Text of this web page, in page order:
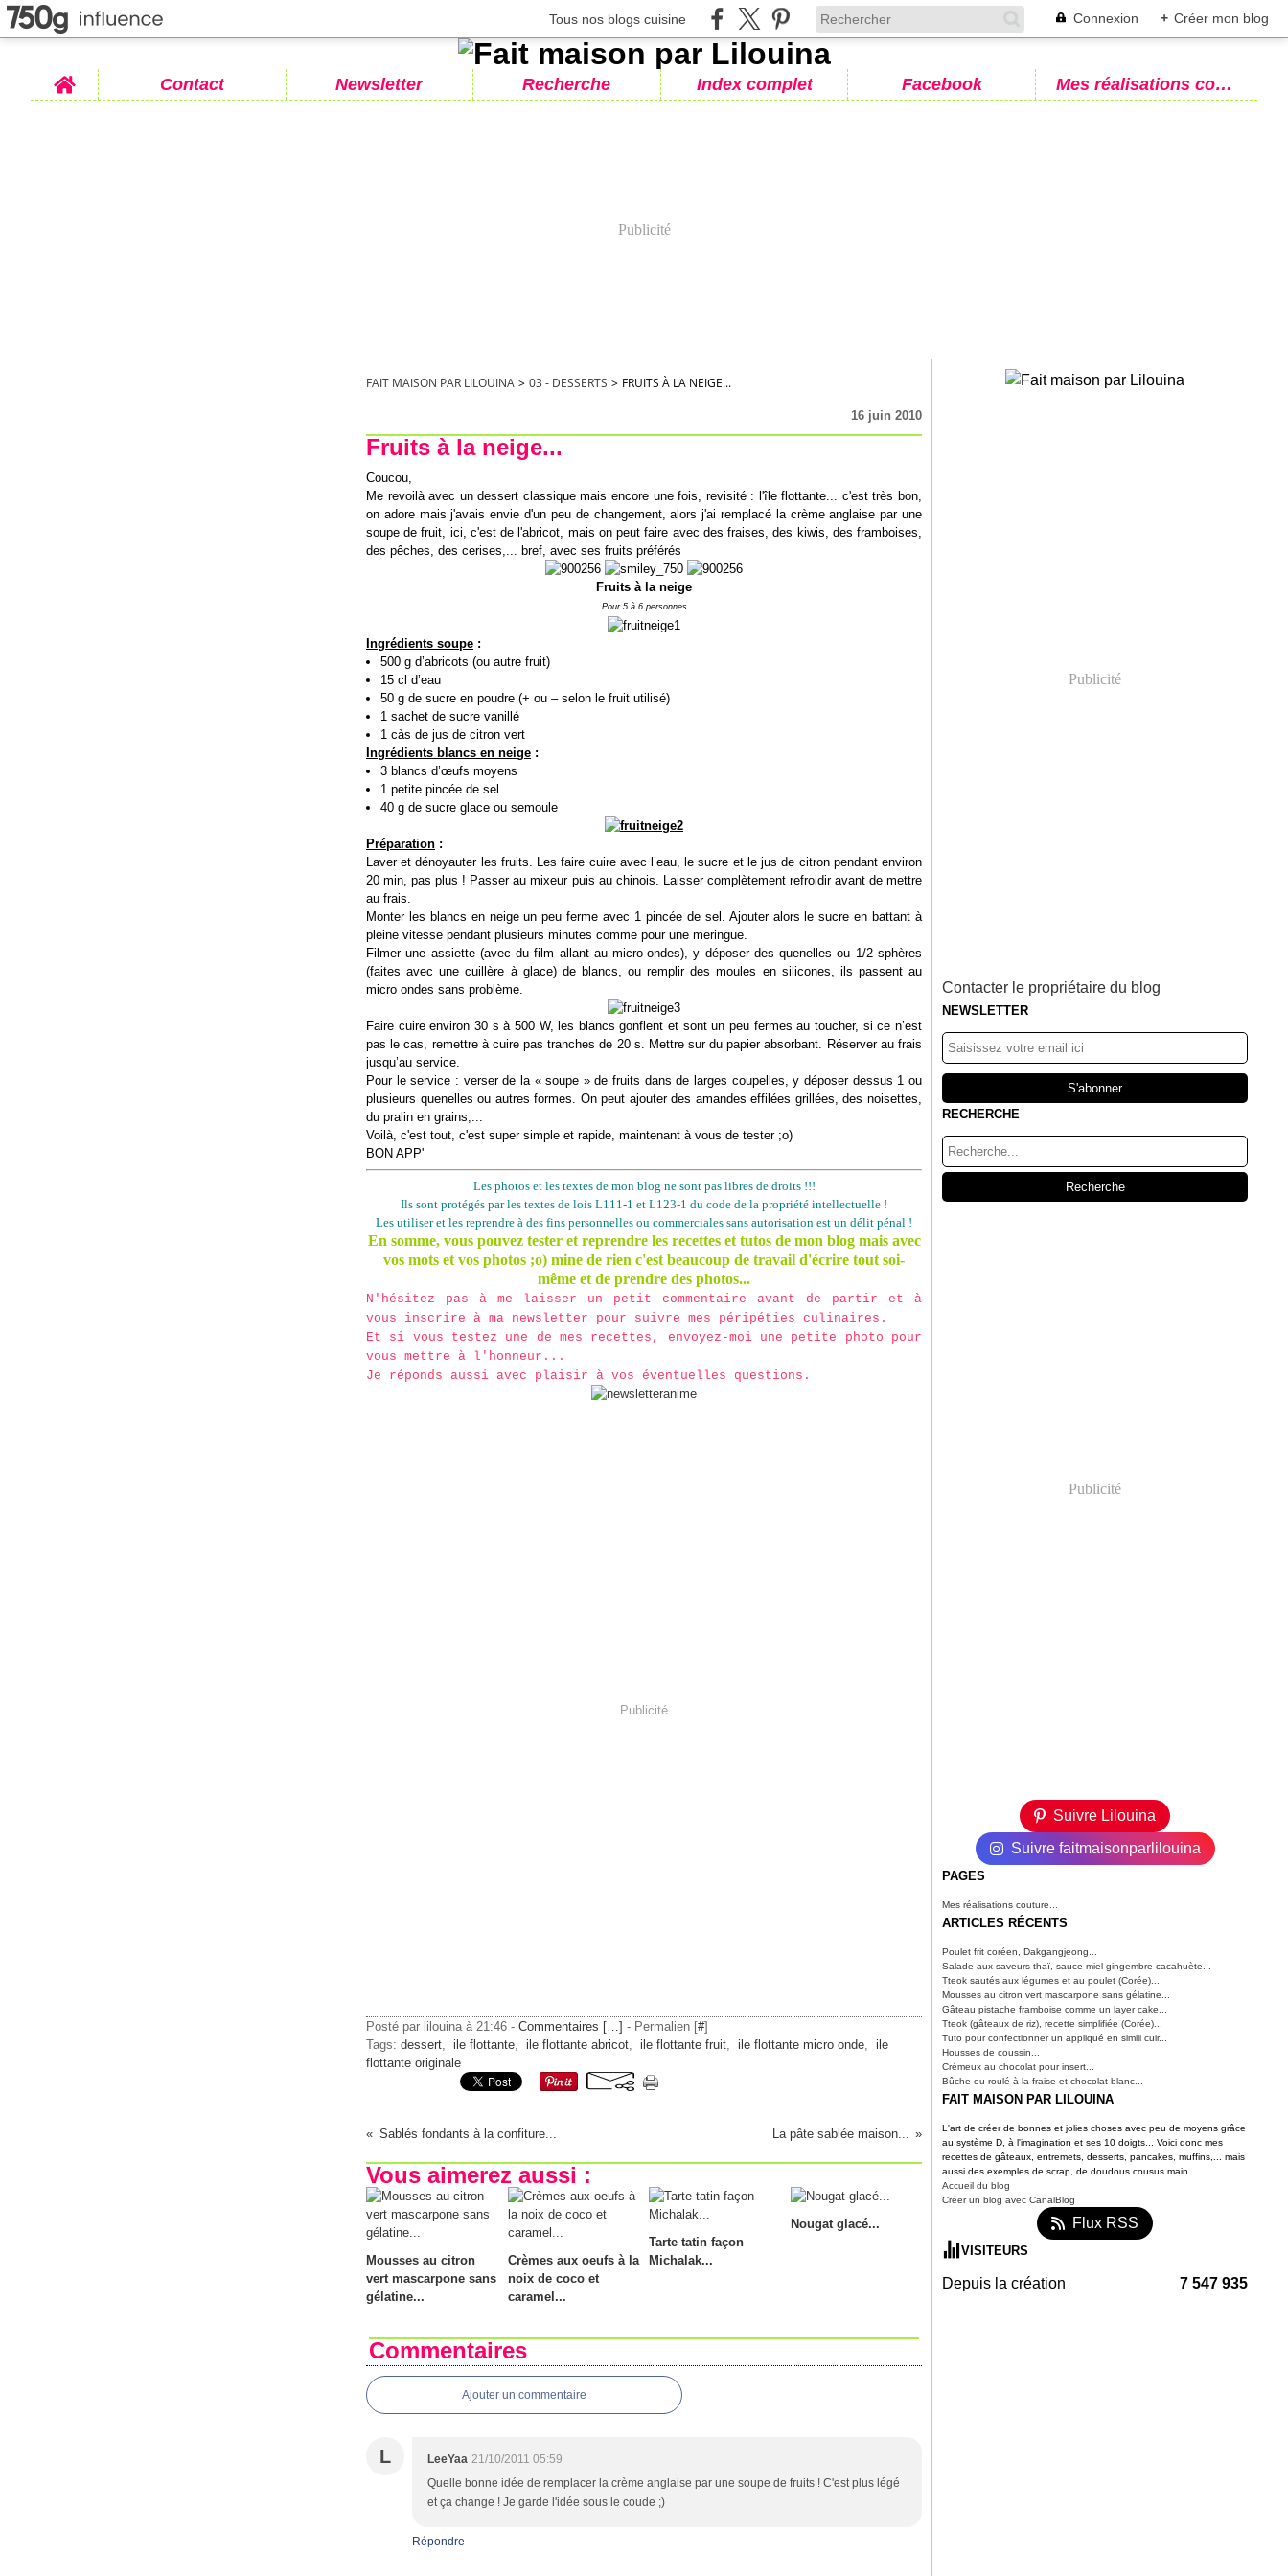
Tous nos blogs cuisine Connexion + Créer mon blog
Home Contact Newsletter Recherche Index complet Facebook Mes réalisations couture
Publicité
FAIT MAISON PAR LILOUINA > 03 - DESSERTS > FRUITS À LA NEIGE...
16 juin 2010
Fruits à la neige...
Coucou,
Me revoilà avec un dessert classique mais encore une fois, revisité : l'île flottante... c'est très bon,
on adore mais j'avais envie d'un peu de changement, alors j'ai remplacé la crème anglaise par une
soupe de fruit, ici, c'est de l'abricot, mais on peut faire avec des fraises, des kiwis, des framboises,
des pêches, des cerises,... bref, avec ses fruits préférés
Fruits à la neige
Pour 5 à 6 personnes
Ingrédients soupe :
500 g d’abricots (ou autre fruit)
15 cl d’eau
50 g de sucre en poudre (+ ou – selon le fruit utilisé)
1 sachet de sucre vanillé
1 càs de jus de citron vert
Ingrédients blancs en neige :
3 blancs d’œufs moyens
1 petite pincée de sel
40 g de sucre glace ou semoule
Préparation :
Laver et dénoyauter les fruits. Les faire cuire avec l’eau, le sucre et le jus de citron pendant environ
20 min, pas plus ! Passer au mixeur puis au chinois. Laisser complètement refroidir avant de mettre
au frais.
Monter les blancs en neige un peu ferme avec 1 pincée de sel. Ajouter alors le sucre en battant à
pleine vitesse pendant plusieurs minutes comme pour une meringue.
Filmer une assiette (avec du film allant au micro-ondes), y déposer des quenelles ou 1/2 sphères
(faites avec une cuillère à glace) de blancs, ou remplir des moules en silicones, ils passent au
micro ondes sans problème.
Faire cuire environ 30 s à 500 W, les blancs gonflent et sont un peu fermes au toucher, si ce n’est
pas le cas, remettre à cuire pas tranches de 20 s. Mettre sur du papier absorbant. Réserver au frais
jusqu’au service.
Pour le service : verser de la « soupe » de fruits dans de larges coupelles, y déposer dessus 1 ou
plusieurs quenelles ou autres formes. On peut ajouter des amandes effilées grillées, des noisettes,
du pralin en grains,...
Voilà, c'est tout, c'est super simple et rapide, maintenant à vous de tester ;o)
BON APP'
Les photos et les textes de mon blog ne sont pas libres de droits !!!
Ils sont protégés par les textes de lois L111-1 et L123-1 du code de la propriété intellectuelle !
Les utiliser et les reprendre à des fins personnelles ou commerciales sans autorisation est un délit pénal !
En somme, vous pouvez tester et reprendre les recettes et tutos de mon blog mais avec
vos mots et vos photos ;o) mine de rien c'est beaucoup de travail d'écrire tout soi-
même et de prendre des photos...
N'hésitez pas à me laisser un petit commentaire avant de partir et à
vous inscrire à ma newsletter pour suivre mes péripéties culinaires.
Et si vous testez une de mes recettes, envoyez-moi une petite photo pour
vous mettre à l'honneur...
Je réponds aussi avec plaisir à vos éventuelles questions.
Publicité
Posté par lilouina à 21:46 - Commentaires […] - Permalien [#]
Tags: dessert, ile flottante, ile flottante abricot, ile flottante fruit, ile flottante micro onde, ile
flottante originale
Sablés fondants à la confiture... La pâte sablée maison...
Vous aimerez aussi :
Mousses au citron
vert mascarpone sans
gélatine...
Crèmes aux oeufs à la
noix de coco et
caramel...
Tarte tatin façon
Michalak...
Nougat glacé...
Commentaires
Ajouter un commentaire
L LeeYaa 21/10/2011 05:59
Quelle bonne idée de remplacer la crème anglaise par une soupe de fruits ! C'est plus légé
et ça change ! Je garde l'idée sous le coude ;)
Répondre
Publicité
Contacter le propriétaire du blog
NEWSLETTER
RECHERCHE
Publicité
Suivre Lilouina
Suivre faitmaisonparlilouina
PAGES
Mes réalisations couture...
ARTICLES RÉCENTS
Poulet frit coréen, Dakgangjeong...
Salade aux saveurs thaï, sauce miel gingembre cacahuète...
Tteok sautés aux légumes et au poulet (Corée)...
Mousses au citron vert mascarpone sans gélatine...
Gâteau pistache framboise comme un layer cake...
Tteok (gâteaux de riz), recette simplifiée (Corée)...
Tuto pour confectionner un appliqué en simili cuir...
Housses de coussin...
Crémeux au chocolat pour insert...
Bûche ou roulé à la fraise et chocolat blanc...
FAIT MAISON PAR LILOUINA
L'art de créer de bonnes et jolies choses avec peu de moyens grâce
au système D, à l'imagination et ses 10 doigts... Voici donc mes
recettes de gâteaux, entremets, desserts, pancakes, muffins,... mais
aussi des exemples de scrap, de doudous cousus main...
Accueil du blog
Créer un blog avec CanalBlog
Flux RSS
VISITEURS
Depuis la création 7 547 935